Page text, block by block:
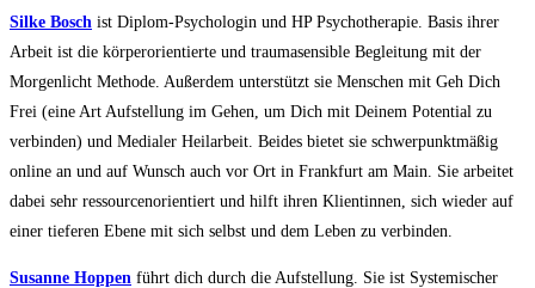
Silke Bosch ist Diplom-Psychologin und HP Psychotherapie. Basis ihrer
Arbeit ist die körperorientierte und traumasensible Begleitung mit der
Morgenlicht Methode. Außerdem unterstützt sie Menschen mit Geh Dich
Frei (eine Art Aufstellung im Gehen, um Dich mit Deinem Potential zu
verbinden) und Medialer Heilarbeit. Beides bietet sie schwerpunktmäßig
online an und auf Wunsch auch vor Ort in Frankfurt am Main. Sie arbeitet
dabei sehr ressourcenorientiert und hilft ihren Klientinnen, sich wieder auf
einer tieferen Ebene mit sich selbst und dem Leben zu verbinden.
Susanne Hoppen führt dich durch die Aufstellung. Sie ist Systemischer